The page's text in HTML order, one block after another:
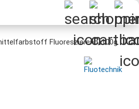
Fluoreszierend, 100g.